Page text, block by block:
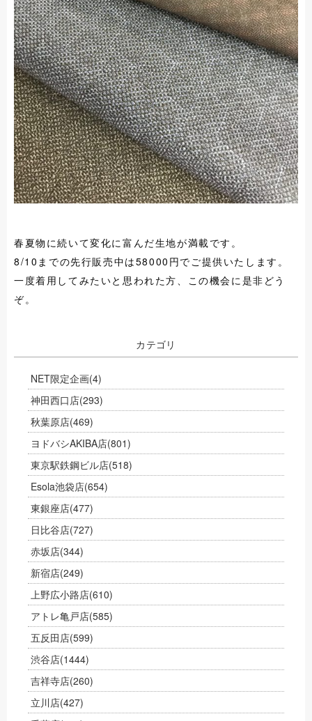
春夏物に続いて変化に富んだ生地が満載です。
8/10までの先行販売中は58000円でご提供いたします。
一度着用してみたいと思われた方、この機会に是非どう
ぞ。
カテゴリ
NET限定企画(4)
神田西口店(293)
秋葉原店(469)
ヨドバシAKIBA店(801)
東京駅鉄鋼ビル店(518)
Esola池袋店(654)
東銀座店(477)
日比谷店(727)
赤坂店(344)
新宿店(249)
上野広小路店(610)
アトレ亀戸店(585)
五反田店(599)
渋谷店(1444)
吉祥寺店(260)
立川店(427)